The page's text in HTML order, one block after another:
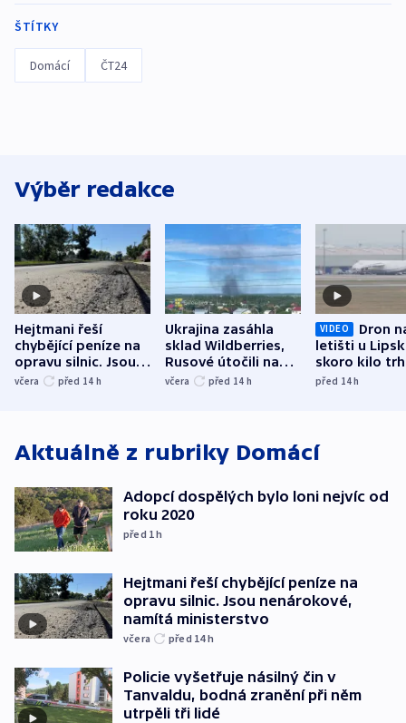
ŠTÍTKY
Domácí ČT24
Výběr redakce
Hejtmani řeší
chybějící peníze na
opravu silnic. Jsou
nenárokové, namítá
včera před 14 h
Ukrajina zasáhla
sklad Wildberries,
Rusové útočili na
trh, hasiče či
včera před 14 h
VIDEO
Dron
letišti u
skoro kilo
indicie
před 14h
Aktuálně z rubriky Domácí
Adopcí dospělých bylo loni nejvíc od
roku 2020
před 1h
Hejtmani řeší chybějící peníze na
opravu silnic. Jsou nenárokové,
namítá ministerstvo
včera před 14h
Policie vyšetřuje násilný čin v
Tanvaldu, bodná zranění při něm
utrpěli tři lidé